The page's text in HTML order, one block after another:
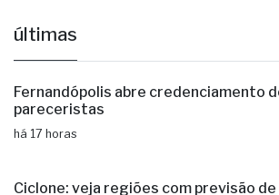
últimas
Fernandópolis abre credenciamento de
pareceristas